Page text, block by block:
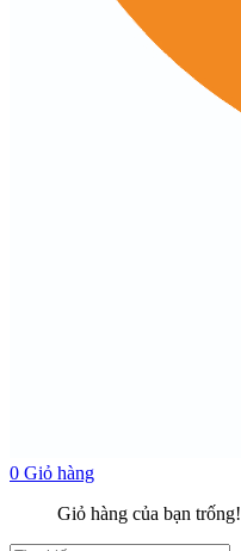
0 Giỏ hàng
Giỏ hàng của bạn trống!